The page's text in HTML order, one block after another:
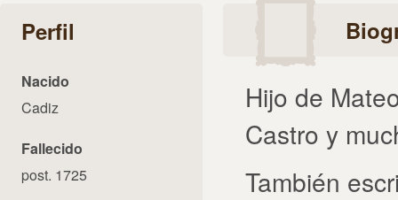
Perfil
Nacido
Cadiz
Fallecido
post. 1725
Hijo de
Castro y
También